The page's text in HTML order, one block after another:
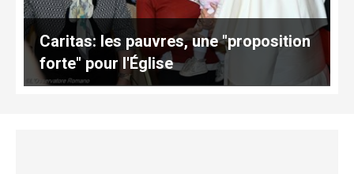
Caritas: les pauvres, une "proposition
forte" pour l'Église